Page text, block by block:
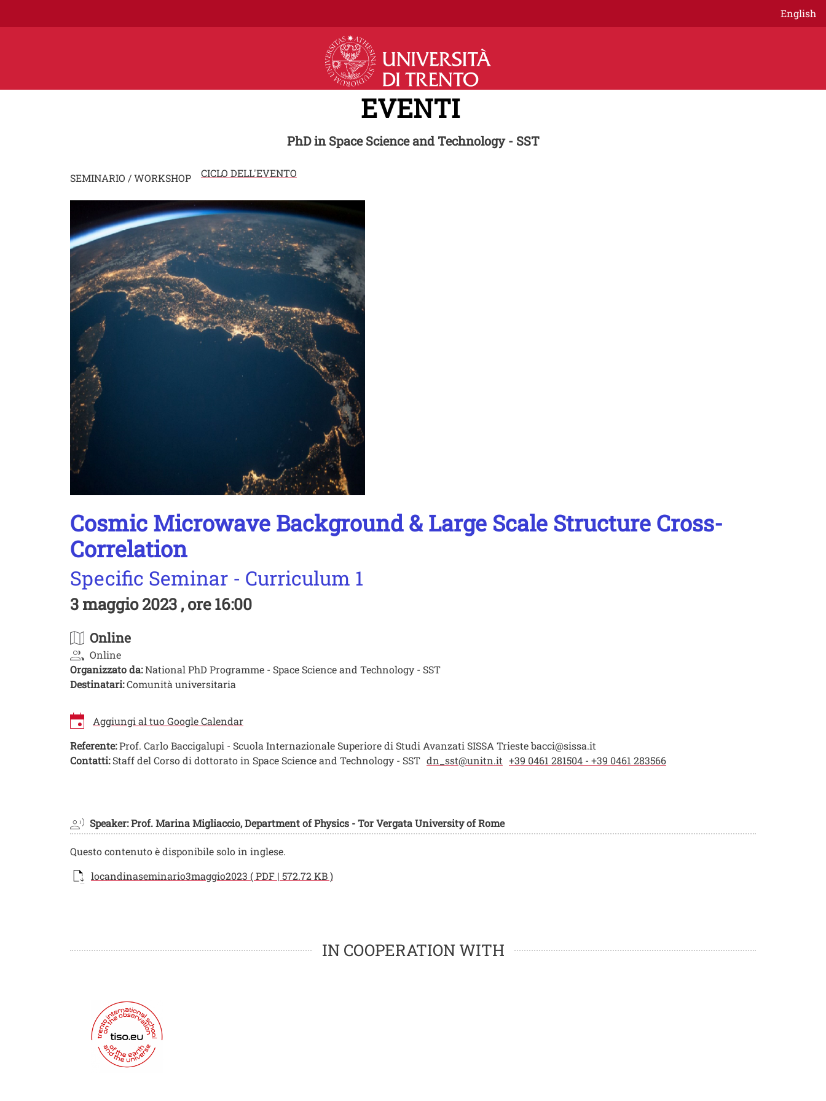
English
EVENTI
PhD in Space Science and Technology - SST
SEMINARIO / WORKSHOP CICLO DELL'EVENTO
Cosmic Microwave Background & Large Scale Structure Cross-
Correlation
Specific Seminar - Curriculum 1
3 maggio 2023 , ore 16:00
Online
Online
Organizzato da:National PhD Programme - Space Science and Technology - SST
Destinatari:Comunità universitaria
Aggiungi al tuo Google Calendar
Referente:Prof. Carlo Baccigalupi - Scuola Internazionale Superiore di Studi Avanzati SISSA Trieste bacci@sissa.it
Contatti:Staff del Corso di dottorato in Space Science and Technology - SST dn_sst@unitn.it +39 0461 281504 - +39 0461 283566
Speaker: Prof. Marina Migliaccio, Department of Physics - Tor Vergata University of Rome
Questo contenuto è disponibile solo in inglese.
Documento
locandinaseminario3maggio2023 ( PDF | 572.72 KB )
IN COOPERATION WITH